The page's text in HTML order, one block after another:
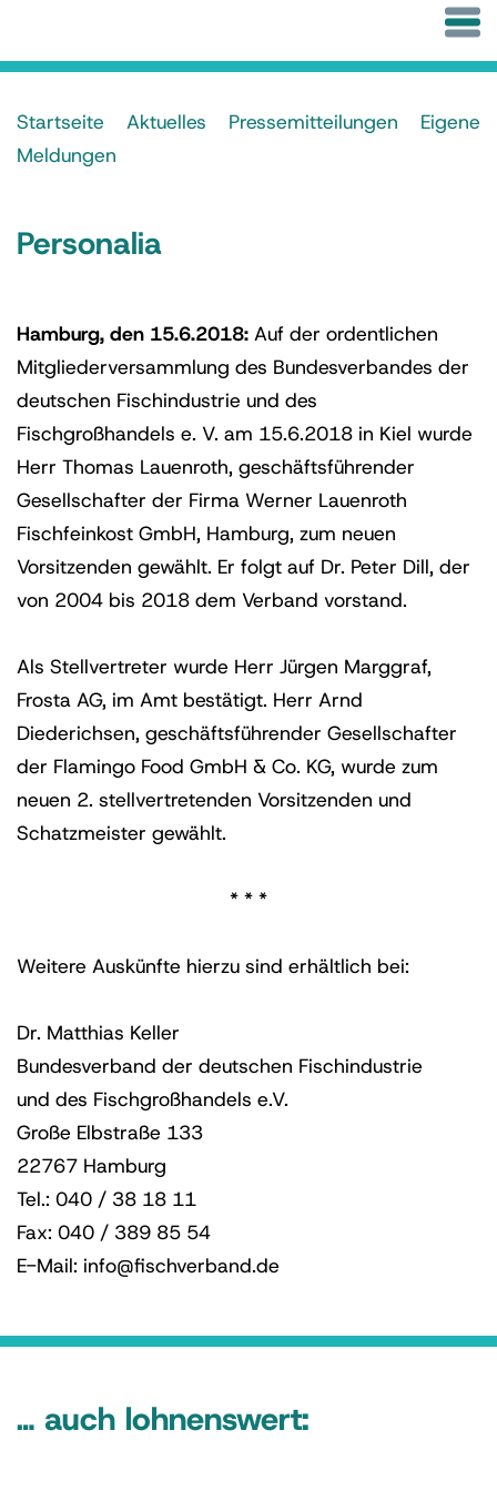
Startseite Aktuelles Pressemitteilungen
Eigene
Meldungen
Personalia
Hamburg, den 15.6.2018: Auf der ordentlichen
Mitgliederversammlung des Bundesverbandes der
deutschen Fischindustrie und des
Fischgroßhandels e. V. am 15.6.2018 in Kiel wurde
Herr Thomas Lauenroth, geschäftsführender
Gesellschafter der Firma Werner Lauenroth
Fischfeinkost GmbH, Hamburg, zum neuen
Vorsitzenden gewählt. Er folgt auf Dr. Peter Dill, der
von 2004 bis 2018 dem Verband vorstand.
Als Stellvertreter wurde Herr Jürgen Marggraf,
Frosta AG, im Amt bestätigt. Herr Arnd
Diederichsen, geschäftsführender Gesellschafter
der Flamingo Food GmbH & Co. KG, wurde zum
neuen 2. stellvertretenden Vorsitzenden und
Schatzmeister gewählt.
* * *
Weitere Auskünfte hierzu sind erhältlich bei:
Dr. Matthias Keller
Bundesverband der deutschen Fischindustrie
und des Fischgroßhandels e.V.
Große Elbstraße 133
22767 Hamburg
Tel.: 040 / 38 18 11
Fax: 040 / 389 85 54
E-Mail: info@fischverband.de
… auch lohnenswert: